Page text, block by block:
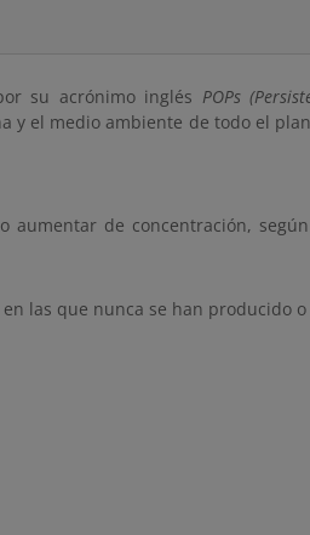
su acrónimo inglés POPs
y el medio ambiente de todo el
aumentar de concentración,
las que nunca se han producido